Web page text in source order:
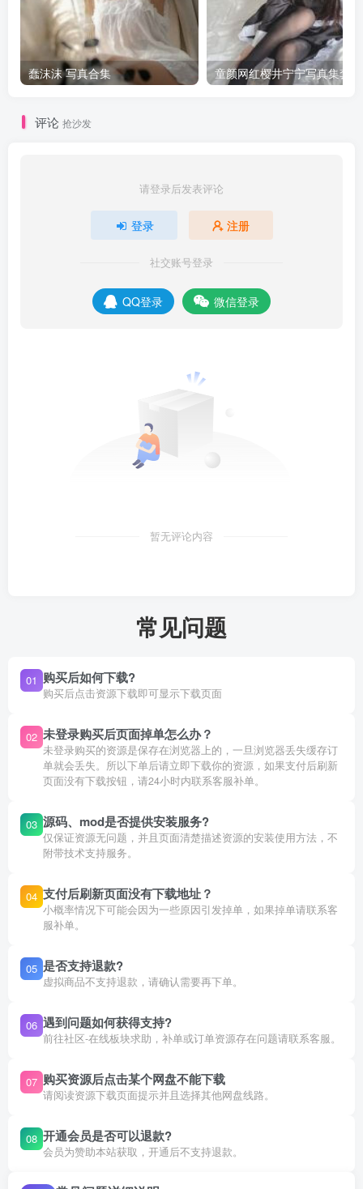
蠢沫沫 写真合集 童颜网红樱井宁宁写真集套图
评论 抢沙发
请登录后发表评论
登录 注册
社交账号登录
QQ登录 微信登录
暂无评论内容
常见问题
01 购买后如何下载?
购买后点击资源下载即可显示下载页面
02 未登录购买后页面掉单怎么办？
未登录购买的资源是保存在浏览器上的，一旦浏览器丢失缓存订
单就会丢失。所以下单后请立即下载你的资源，如果支付后刷新
页面没有下载按钮，请24小时内联系客服补单。
03 源码、mod是否提供安装服务?
仅保证资源无问题，并且页面清楚描述资源的安装使用方法，不
附带技术支持服务。
04 支付后刷新页面没有下载地址？
小概率情况下可能会因为一些原因引发掉单，如果掉单请联系客
服补单。
05 是否支持退款?
虚拟商品不支持退款，请确认需要再下单。
06 遇到问题如何获得支持?
前往社区-在线板块求助，补单或订单资源存在问题请联系客服。
07 购买资源后点击某个网盘不能下载
请阅读资源下载页面提示并且选择其他网盘线路。
08 开通会员是否可以退款?
会员为赞助本站获取，开通后不支持退款。